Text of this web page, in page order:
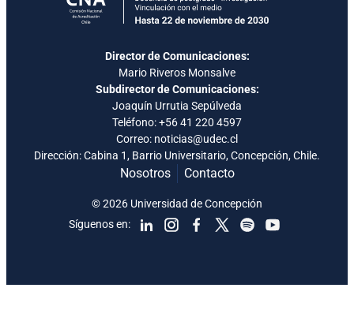
Director de Comunicaciones:
Mario Riveros Monsalve
Subdirector de Comunicaciones:
Joaquín Urrutia Sepúlveda
Teléfono:+56 41 220 4597
Correo: noticias@udec.cl
Dirección: Cabina 1, Barrio Universitario, Concepción, Chile.
Nosotros Contacto
Síguenos en:
© 2026 Universidad de Concepción